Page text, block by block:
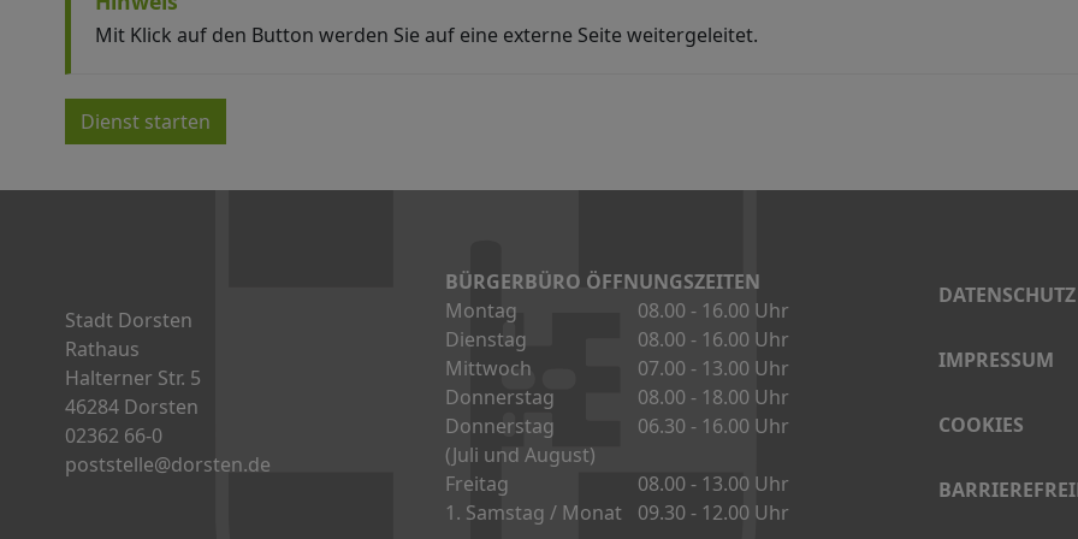
Mit Klick auf den Button werden Sie auf eine externe Seite weitergeleitet.
Dienst starten
IMPRESSUM
DATENSCHUTZ
COOKIES